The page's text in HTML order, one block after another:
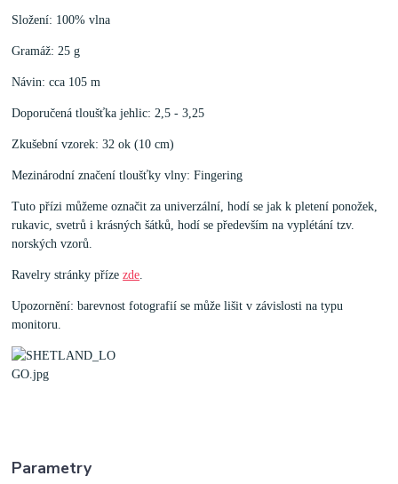
Složení: 100% vlna
Gramáž: 25 g
Návin: cca 105 m
Doporučená tloušťka jehlic: 2,5 - 3,25
Zkušební vzorek: 32 ok (10 cm)
Mezinárodní značení tloušťky vlny: Fingering
Tuto přízi můžeme označit za univerzální, hodí se jak k pletení ponožek,
rukavic, svetrů i krásných šátků, hodí se především na vyplétání tzv.
norských vzorů.
Ravelry stránky přízezde.
Upozornění: barevnost fotografií se může lišit v závislosti na typu
monitoru.
Parametry